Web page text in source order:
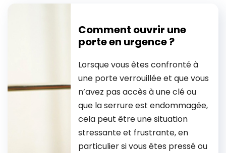
Comment ouvrir une
porte en urgence ?
Lorsque vous êtes confronté à
une porte verrouillée et que vous
n’avez pas accès à une clé ou
que la serrure est endommagée,
cela peut être une situation
stressante et frustrante, en
particulier si vous êtes pressé ou